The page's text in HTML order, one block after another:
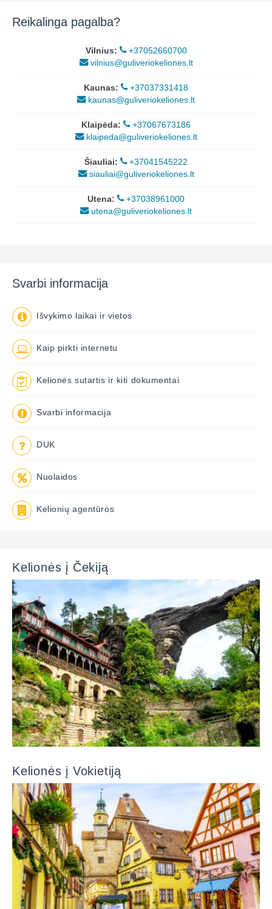
Reikalinga pagalba?
Vilnius:
+37052660700
vilnius@guliveriokeliones.lt
Kaunas:
+37037331418
kaunas@guliveriokeliones.lt
Klaipėda:
+37067673186
klaipeda@guliveriokeliones.lt
Šiauliai:
+37041545222
siauliai@guliveriokeliones.lt
Utena:
+37038961000
utena@guliveriokeliones.lt
Svarbi informacija
Išvykimo laikai ir vietos
Kaip pirkti internetu
Kelionės sutartis ir kiti dokumentai
Svarbi informacija
DUK
Nuolaidos
Kelionių agentūros
Kelionės į Čekiją
Kelionės į Vokietiją